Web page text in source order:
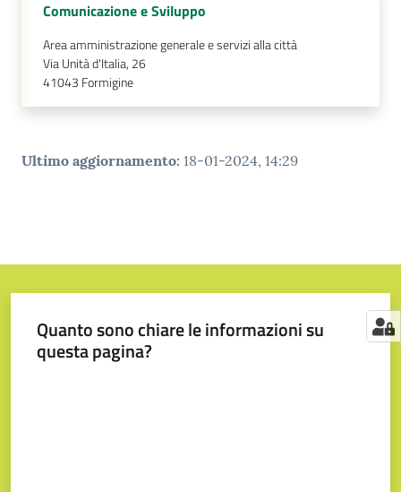
Comunicazione e Sviluppo
Area amministrazione generale e servizi alla città
Via Unità d'Italia, 26
41043 Formigine
Ultimo aggiornamento: 18-01-2024, 14:29
Quanto sono chiare le informazioni su
questa pagina?